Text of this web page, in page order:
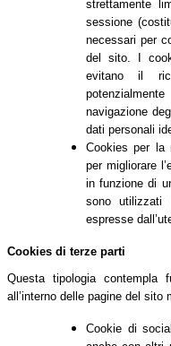
strettamente
sessione
necessari per
del sito. I
evitano il
navigazione
dati personali
Cookies per la
per migliorare
in funzione di
sono utilizzati
espresse
Cookies di terze parti
Questa tipologia contempla
all’interno delle pagine del sito
Cookie di